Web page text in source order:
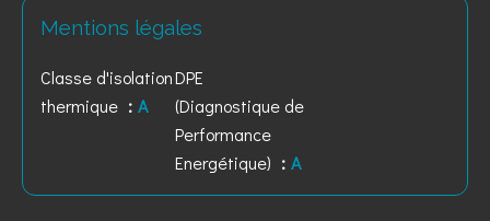
Mentions légales
Classe d'isolation
thermique
A
DPE
(Diagnostique de
Performance
Energétique)
A